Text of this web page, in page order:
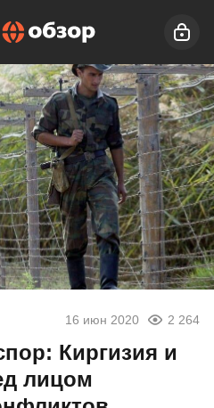
16 июн 2020 2 264
Киргизия и
лицом